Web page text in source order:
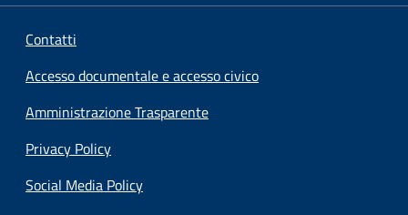
Contatti
Accesso documentale e accesso civico
Amministrazione Trasparente
Privacy Policy
Social Media Policy